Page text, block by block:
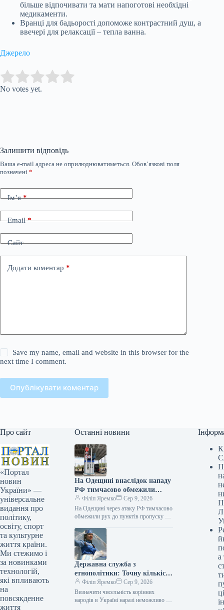
більше відпочивати та мати напоготові необхідні
медикаменти.
Вранці для бадьорості допоможе контрастний душ, а
ввечері для релаксації – тепла ванна.
Джерело
Rate this item:
No votes yet.
Залишити відповідь
Ваша e-mail адреса не оприлюднюватиметься. Обов’язкові поля
позначені *
Ім’я*
Email*
Сайт
Додати коментар *
Save my name, email and website in this browser for the
next time I comment.
Опублікувати коментар
Про сайт
«Портал
новин
України» —
універсальне
видання про
політику,
освіту, спорт
та культурне
життя країни.
Ми стежимо і
за новинками
технологій,
які впливають
на
повсякденне
життя
Останні новини
На Одещині внаслідок нападу
РФ тимчасово обмежили
проїзд до прикордонних
пунктів з Молдовою.
Філіп Яремко
Сер 9, 2026
На Одещині через атаку РФ тимчасово
обмежили рух до пунктів пропуску на
Укрінформ Внаслідок ударів…
Державна служба з
етнополітики: Точну кількість
корінних народів України
встановити не вдається
Філіп Яремко
Сер 9, 2026
Визначити чисельність корінних
народів в Україні наразі неможливо –
Л
а